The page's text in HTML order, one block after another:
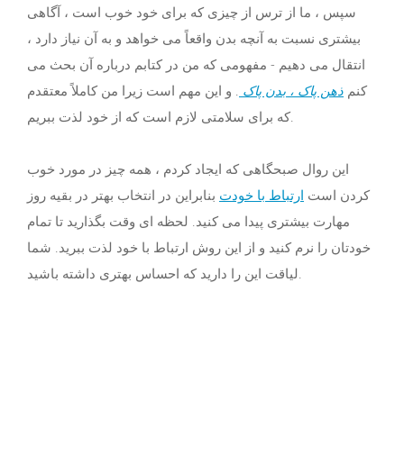
سپس ، ما از ترس از چیزی که برای خود خوب است ، آگاهی
بیشتری نسبت به آنچه بدن واقعاً می خواهد و به آن نیاز دارد ،
انتقال می دهیم - مفهومی که من در کتابم درباره آن بحث می
کنم ذهن پاک ، بدن پاک
. و این مهم است زیرا من کاملاً معتقدم
این روال صبحگاهی که ایجاد کردم ، همه چیز در مورد خوب
کردن است ارتباط با خودت بنابراین در انتخاب بهتر در بقیه روز
مهارت بیشتری پیدا می کنید. لحظه ای وقت بگذارید تا تمام
خودتان را نرم کنید و از این روش ارتباط با خود لذت ببرید. شما
لیاقت این را دارید که احساس بهتری داشته باشید.